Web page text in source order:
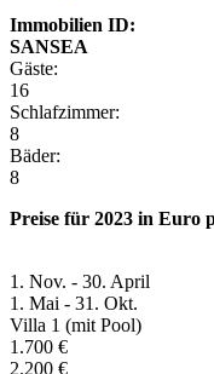
Immobilien ID:
SANSEA
Gäste:
16
Schlafzimmer:
8
Bäder:
8
Preise für 2023 in Euro
1. Nov. - 30. April
1. Mai - 31. Okt.
Villa 1 (mit Pool)
1.700 €
2.200 €